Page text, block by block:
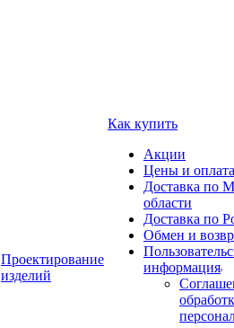
Проектирование
изделий
Как купить
Акции
Цены и оплата
Доставка по
области
Доставка по
Обмен и
информация